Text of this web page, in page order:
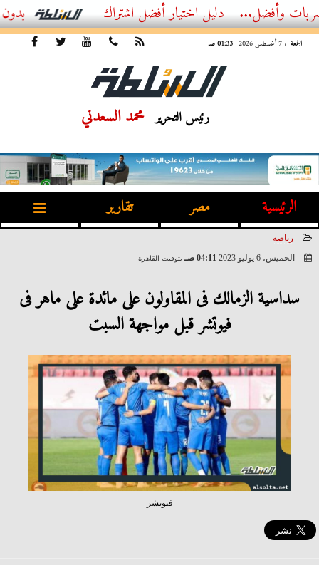
أفضل اشتراك IPTV بدون تقطيع 2026 – دليل المشاهد العصري
الجمعة ، 7 أغسطس 2026 01:33 صـ
رئيس التحرير محمد السعدني
الرئيسية مصر تقارير
رياضة
الخميس، 6 يوليو 2023
04:11 صـ بتوقيت القاهرة
سداسية الزمالك فى المقاولون على مائدة على ماهر فى
فيوتشر قبل مواجهة السبت
فيوتشر